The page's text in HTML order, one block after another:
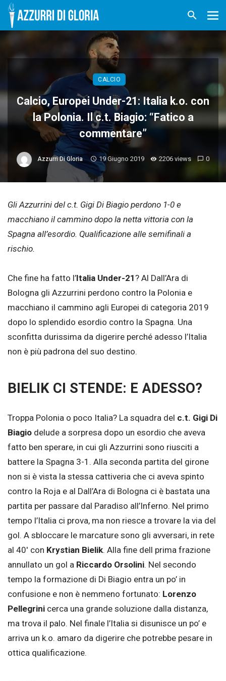
CALCIO
Calcio, Europei Under-21: Italia k.o. con
la Polonia. Il c.t. Biagio: “Fatico a
commentare”
Azzurri Di Gloria 19 Giugno 2019 2206 views 0
Gli Azzurrini del c.t. Gigi Di Biagio perdono 1-0 e
macchiano il cammino dopo la netta vittoria con la
Spagna all’esordio. Qualificazione alle semifinali a
rischio.
Che fine ha fatto l’Italia Under-21? Al Dall’Ara di
Bologna gli Azzurrini perdono contro la Polonia e
macchiano il cammino agli Europei di categoria 2019
dopo lo splendido esordio contro la Spagna. Una
sconfitta durissima da digerire perché adesso l’Italia
non è più padrona del suo destino.
BIELIK CI STENDE: E ADESSO?
Troppa Polonia o poco Italia? La squadra del c.t. Gigi Di
Biagio delude a sorpresa dopo un esordio che aveva
fatto ben sperare, in cui gli Azzurrini sono riusciti a
battere la Spagna 3-1. Alla seconda partita del girone
non si è vista la stessa cattiveria che ci aveva spinto
contro la Roja e al Dall’Ara di Bologna ci è bastata una
partita per passare dal Paradiso all’Inferno. Nel primo
tempo l’Italia ci prova, ma non riesce a trovare la via del
gol. A sbloccare le marcature sono gli avversari, in rete
al 40′ con Krystian Bielik. Alla fine dell prima frazione
annullato un gol a Riccardo Orsolini. Nel secondo
tempo la formazione di Di Biagio entra un po’ in
confusione e non è nemmeno fortunato: Lorenzo
Pellegrini cerca una grande soluzione dalla distanza,
ma trova il palo. Nel finale l’Italia si disunisce un po’ e
arriva un k.o. amaro da digerire che potrebbe pesare in
ottica qualificazione.